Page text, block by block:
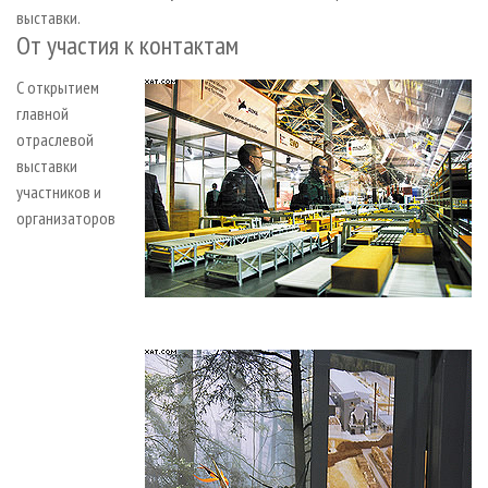
выставки.
От участия к контактам
С открытием
главной
отраслевой
выставки
участников и
организаторов